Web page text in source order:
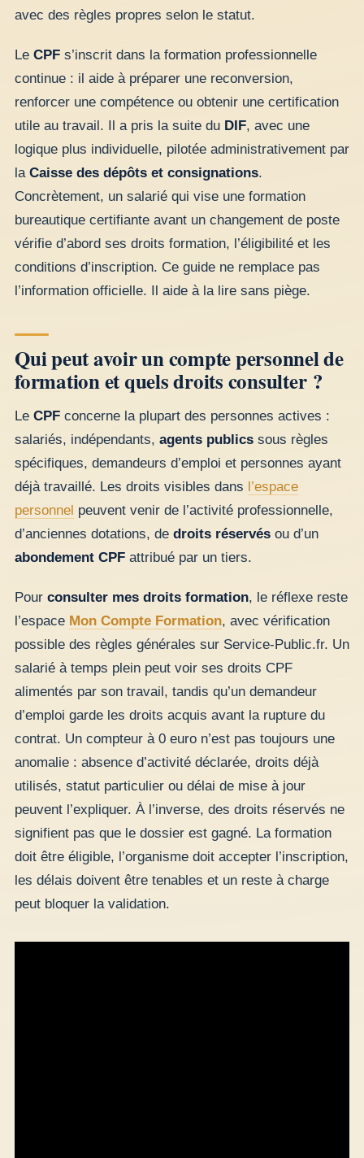
avec des règles propres selon le statut.
Le CPF s’inscrit dans la formation professionnelle
continue : il aide à préparer une reconversion,
renforcer une compétence ou obtenir une certification
utile au travail. Il a pris la suite du DIF, avec une
logique plus individuelle, pilotée administrativement par
la Caisse des dépôts et consignations.
Concrètement, un salarié qui vise une formation
bureautique certifiante avant un changement de poste
vérifie d’abord ses droits formation, l’éligibilité et les
conditions d’inscription. Ce guide ne remplace pas
l’information officielle. Il aide à la lire sans piège.
Qui peut avoir un compte personnel de
formation et quels droits consulter ?
Le CPF concerne la plupart des personnes actives :
salariés, indépendants, agents publics sous règles
spécifiques, demandeurs d’emploi et personnes ayant
déjà travaillé. Les droits visibles dans l’espace
personnel peuvent venir de l’activité professionnelle,
d’anciennes dotations, de droits réservés ou d’un
abondement CPF attribué par un tiers.
Pour consulter mes droits formation, le réflexe reste
l’espace Mon Compte Formation, avec vérification
possible des règles générales sur Service-Public.fr. Un
salarié à temps plein peut voir ses droits CPF
alimentés par son travail, tandis qu’un demandeur
d’emploi garde les droits acquis avant la rupture du
contrat. Un compteur à 0 euro n’est pas toujours une
anomalie : absence d’activité déclarée, droits déjà
utilisés, statut particulier ou délai de mise à jour
peuvent l’expliquer. À l’inverse, des droits réservés ne
signifient pas que le dossier est gagné. La formation
doit être éligible, l’organisme doit accepter l’inscription,
les délais doivent être tenables et un reste à charge
peut bloquer la validation.